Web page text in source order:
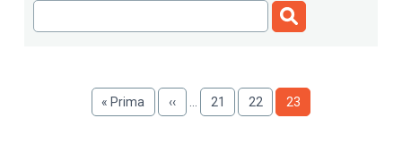
Prima
pagina
« Prima
Pagina
precedente
‹‹ … Pagina
21 Pagina
22 Pagina
23